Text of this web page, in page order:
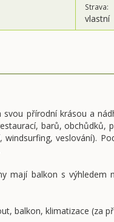
Strava:
vlastní
přírodní krásou a
barů,
veslování).
mají balkon s
balkon, klimatizace (za